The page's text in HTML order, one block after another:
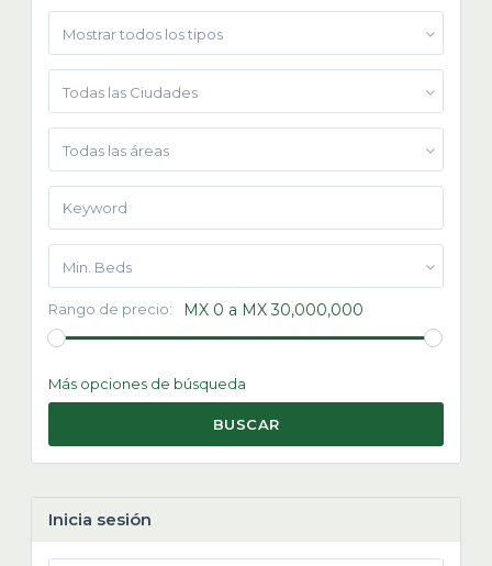
Mostrar todos los tipos
Todas las Ciudades
Todas las áreas
Min. Beds
Rango de precio: MX 0 a MX 30,000,000
Más opciones de búsqueda
BUSCAR
Inicia sesión